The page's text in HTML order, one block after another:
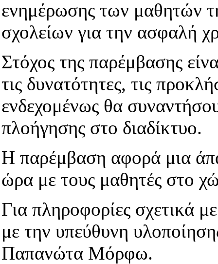
ενημέρωσης των μαθητών
σχολείων για την ασφαλή
Στόχος της παρέμβασης
τις δυνατότητες, τις
ενδεχομένως θα
πλοήγησης στο διαδίκτυο.
Η παρέμβαση αφορά μια
ώρα με τους μαθητές στο
Για πληροφορίες σχετικά
με την υπεύθυνη
Παπανώτα Μόρφω.